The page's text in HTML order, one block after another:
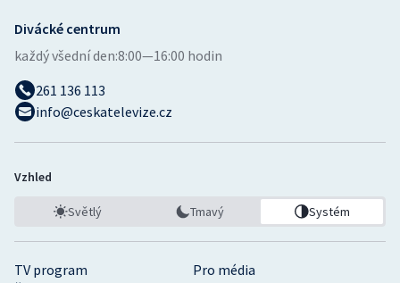
TV program
Pro média
Divácké centrum
každý všední den:8:00—16:00 hodin
261 136 113
info@ceskatelevize.cz
Vzhled
Světlý Tmavý Systém